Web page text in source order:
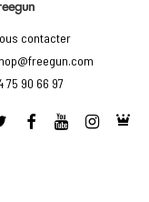
contacter
75 90 66 97